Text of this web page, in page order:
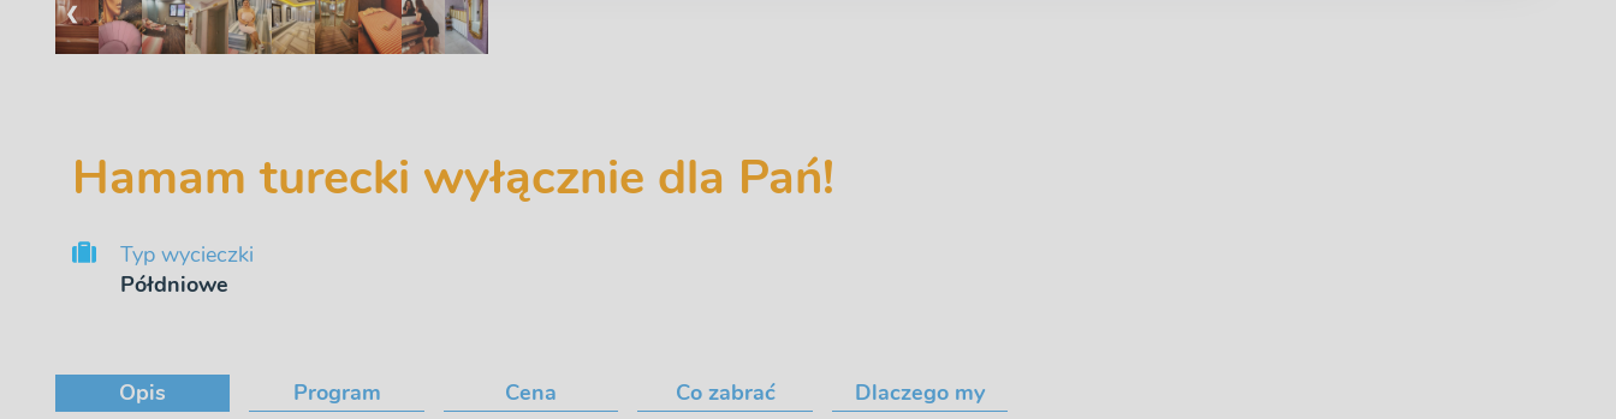
❮
Hamam turecki wyłącznie dla Pań!
Typ wycieczki
Półdniowe
Opis Program Cena Co zabrać Dlaczego my